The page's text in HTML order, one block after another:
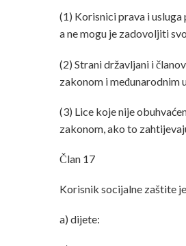
(1) Korisnici prava i
a ne mogu je zadovoljiti
(2) Strani državljani i
zakonom i međunarodnim
(3) Lice koje nije
zakonom, ako to
Član 17
Korisnik socijalne zaštite
a) dijete: